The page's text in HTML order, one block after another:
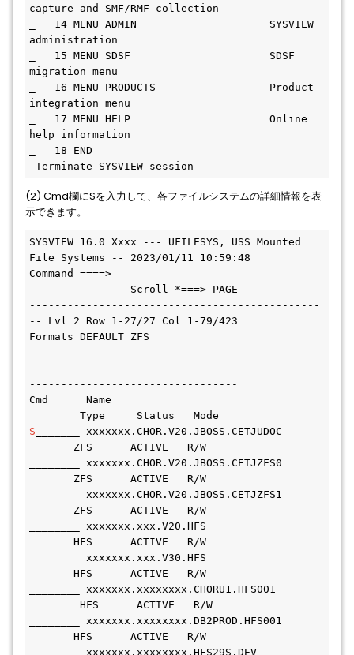
capture and SMF/RMF collection
_   14 MENU ADMIN                     SYSVIEW
administration
_   15 MENU SDSF                      SDSF
migration menu
_   16 MENU PRODUCTS                  Product
integration menu
_   17 MENU HELP                      Online
help information
_   18 END
Terminate SYSVIEW session
(2) Cmd欄にSを入力して、各ファイルシステムの詳細情報を表
示できます。
SYSVIEW 16.0 Xxxx --- UFILESYS, USS Mounted
File Systems -- 2023/01/11 10:59:48
Command ====>
Scroll *===> PAGE
----------------------------------------------
-- Lvl 2 Row 1-27/27 Col 1-79/423
Formats DEFAULT ZFS
----------------------------------------------
---------------------------------
Cmd      Name
Type     Status   Mode
S _______ xxxxxxx.CHOR.V20.JBOSS.CETJUDOC
ZFS      ACTIVE   R/W
________ xxxxxxx.CHOR.V20.JBOSS.CETJZFS0
ZFS      ACTIVE   R/W
________ xxxxxxx.CHOR.V20.JBOSS.CETJZFS1
ZFS      ACTIVE   R/W
________ xxxxxxx.xxx.V20.HFS
HFS      ACTIVE   R/W
________ xxxxxxx.xxx.V30.HFS
HFS      ACTIVE   R/W
________ xxxxxxx.xxxxxxxx.CHORU1.HFS001
HFS      ACTIVE   R/W
________ xxxxxxx.xxxxxxxx.DB2PROD.HFS001
HFS      ACTIVE   R/W
________ xxxxxxx.xxxxxxxx.HFS29S.DEV